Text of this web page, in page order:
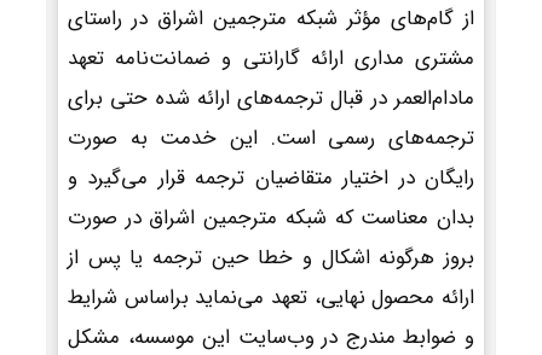
از گام‌های مؤثر شبکه مترجمین اشراق در راستای
مشتری مداری ارائه گارانتی و ضمانت‌نامه تعهد
مادام‌العمر در قبال ترجمه‌های ارائه شده حتی برای
ترجمه‌های رسمی است. این خدمت به صورت
رایگان در اختیار متقاضیان ترجمه قرار می‌گیرد و
بدان معناست که شبکه مترجمین اشراق در صورت
بروز هرگونه اشکال و خطا حین ترجمه یا پس از
ارائه محصول نهایی، تعهد می‌نماید براساس شرایط
و ضوابط مندرج در وب‌سایت این موسسه، مشکل